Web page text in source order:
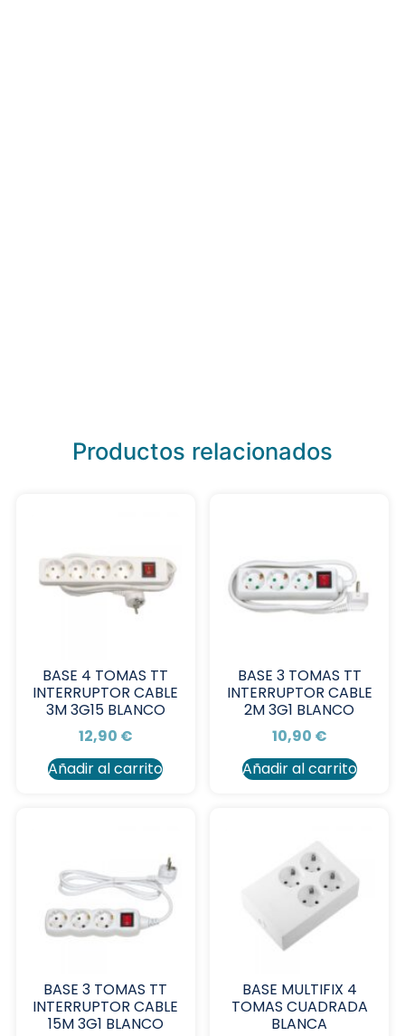
Productos relacionados
BASE 4 TOMAS TT
INTERRUPTOR CABLE
3M 3G15 BLANCO
12,90 €
Añadir al carrito
BASE 3 TOMAS TT
INTERRUPTOR CABLE
2M 3G1 BLANCO
10,90 €
Añadir al carrito
BASE 3 TOMAS TT
INTERRUPTOR CABLE
15M 3G1 BLANCO
BASE MULTIFIX 4
TOMAS CUADRADA
BLANCA